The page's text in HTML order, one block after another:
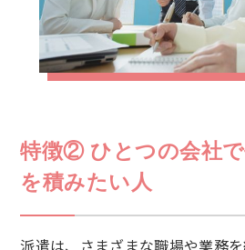
特徴② ひとつの会社
を積みたい人